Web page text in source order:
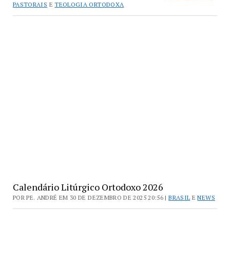
PASTORAIS ETEOLOGIA ORTODOXA
Calendário Litúrgico Ortodoxo 2026
POR PE. ANDRÉ EM 30 DE DEZEMBRO DE 2025 20:56 |BRASIL ENEWS